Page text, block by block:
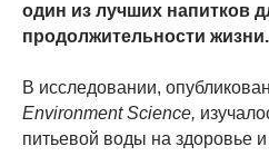
один из лучших напитков
продолжительности жизни.
В исследовании,
Environment Science,
питьевой воды на здоровье